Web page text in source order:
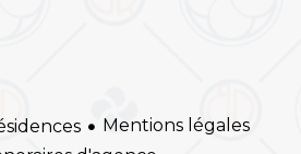
Mentions légales